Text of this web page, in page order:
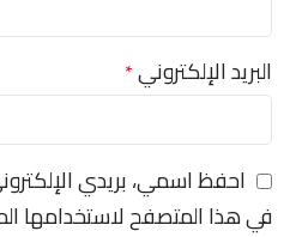
البريد الإلكتروني*
احفظ اسمي، بريدي
في هذا المتصفح لاستخدامها